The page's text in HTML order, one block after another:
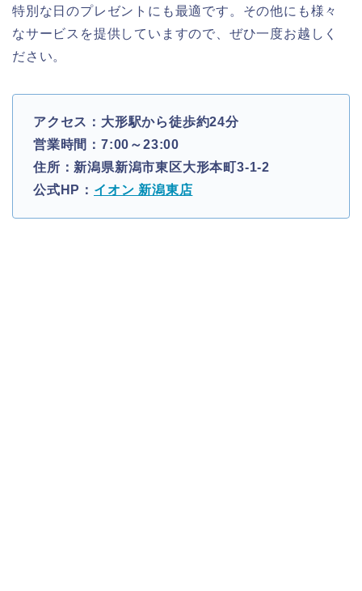
特別な日のプレゼントにも最適です。その他にも様々
なサービスを提供していますので、ぜひ一度お越しく
ださい。
アクセス：大形駅から徒歩約24分
営業時間：7:00～23:00
住所：新潟県新潟市東区大形本町3-1-2
公式HP： イオン 新潟東店